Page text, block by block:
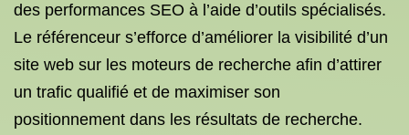
des performances SEO à l’aide d’outils spécialisés.
Le référenceur s’efforce d’améliorer la visibilité d’un
site web sur les moteurs de recherche afin d’attirer
un trafic qualifié et de maximiser son
positionnement dans les résultats de recherche.